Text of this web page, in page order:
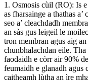
1. Osmosis cùil (RO): Is
as fharsainge a thathas
seo a’ cleachdadh
an sàs gus leigeil le
tron ​​membran agus aig
chunbhalachdan eile.
faodaidh e còrr air 90%
feumaidh e glanadh agus
caitheamh lùtha an ìre